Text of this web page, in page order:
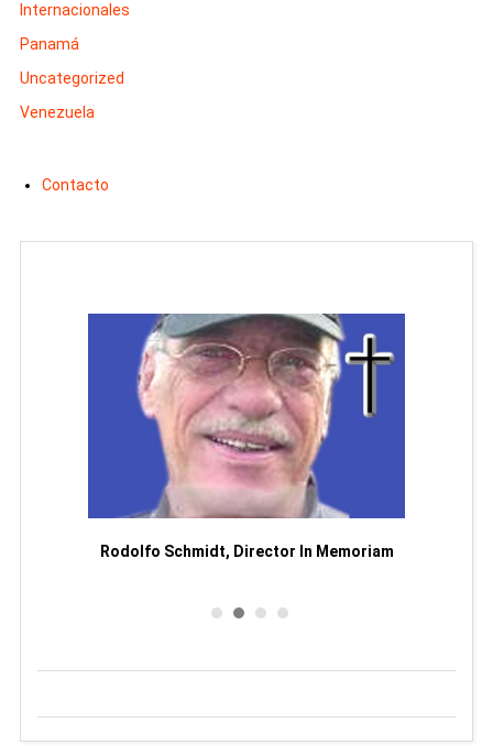
Internacionales
Panamá
Uncategorized
Venezuela
Contacto
Rodolfo Schmidt, Director In Memoriam